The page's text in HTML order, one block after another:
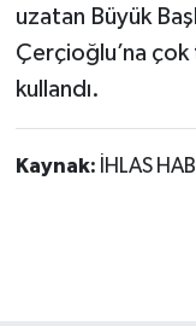
uzatan Büyük
Çerçioğlu’na
kullandı.
Kaynak: İHLAS